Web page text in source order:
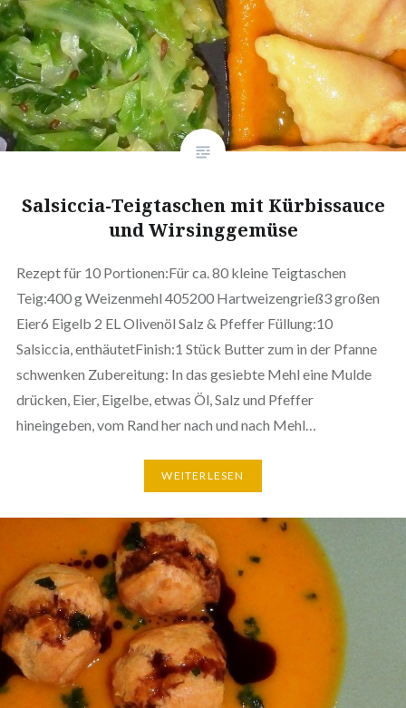
Salsiccia-Teigtaschen mit Kürbissauce
und Wirsinggemüse
Rezept für 10 Portionen:Für ca. 80 kleine Teigtaschen
Teig:400 g Weizenmehl 405200 Hartweizengrieß3 großen
Eier6 Eigelb 2 EL Olivenöl Salz & Pfeffer Füllung:10
Salsiccia, enthäutetFinish:1 Stück Butter zum in der Pfanne
schwenken Zubereitung: In das gesiebte Mehl eine Mulde
drücken, Eier, Eigelbe, etwas Öl, Salz und Pfeffer
hineingeben, vom Rand her nach und nach Mehl…
WEITERLESEN